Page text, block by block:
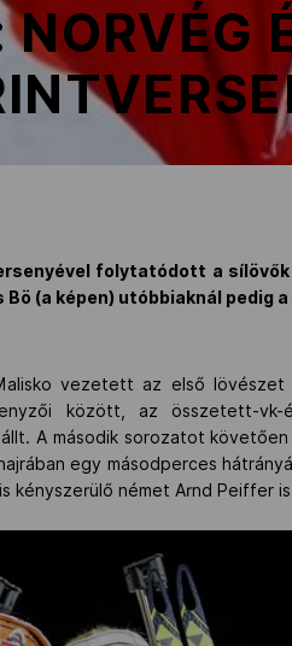
folytatódott a
Bö (a képen) utóbbiaknál pedig
vezetett az első
között, az összetett-
A második sorozatot
egy másodperces
kényszerülő német Arnd Peiffer